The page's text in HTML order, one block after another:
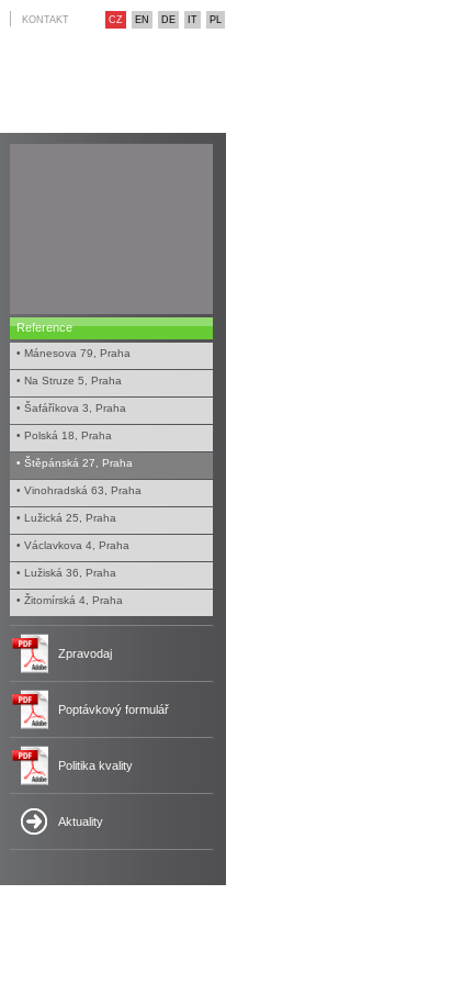
CZ EN DE IT PL
KONTAKT
Reference
• Mánesova 79, Praha
• Na Struze 5, Praha
• Šafáříkova 3, Praha
• Polská 18, Praha
• Štěpánská 27, Praha
• Vinohradská 63, Praha
• Lužická 25, Praha
• Václavkova 4, Praha
• Lužiská 36, Praha
• Žitomírská 4, Praha
Zpravodaj
Poptávkový formulář
Politika kvality
Aktuality